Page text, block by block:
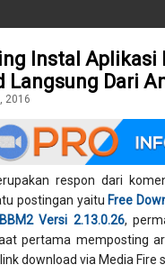
Instal Aplikasi
Langsung Dari
2016
respon dari
postingan yaitu Free
Versi 2.13.0.26,
pertama memposting
download via Media Fire